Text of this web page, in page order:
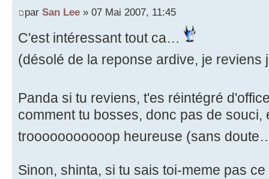
par San Lee » 07 Mai 2007, 11:45
C'est intéressant tout ca…
(désolé de la reponse ardive, je
Panda si tu reviens, t'es réintégré
comment tu bosses, donc pas de souci,
trooooooooooop heureuse (sans
Sinon, shinta, si tu sais toi-meme pas